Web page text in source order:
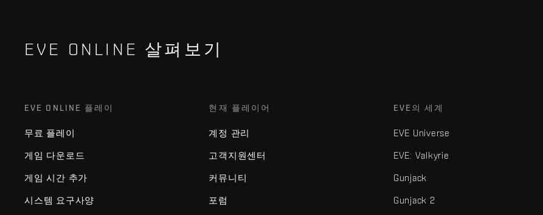
EVE ONLINE 살펴보기
EVE ONLINE 플레이
무료 플레이
게임 다운로드
게임 시간 추가
시스템 요구사양
현재 플레이어
계정 관리
고객지원센터
커뮤니티
포럼
EVE의 세계
EVE Universe
EVE: Valkyrie
Gunjack
Gunjack 2